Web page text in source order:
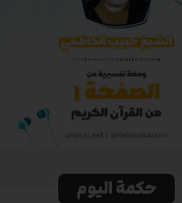
حكمة اليوم